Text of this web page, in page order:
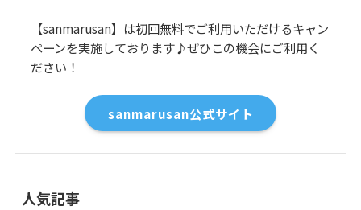
【sanmarusan】は初回無料でご利用いただけるキャン
ペーンを実施しております♪ぜひこの機会にご利用く
ださい！
sanmarusan公式サイト
人気記事